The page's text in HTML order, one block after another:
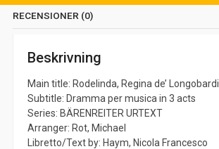
RECENSIONER (0)
Beskrivning
Main title: Rodelinda, Regina de’ Longobardi
Subtitle: Dramma per musica in 3 acts
Series: BÄRENREITER URTEXT
Arranger: Rot, Michael
Libretto/Text by: Haym, Nicola Francesco